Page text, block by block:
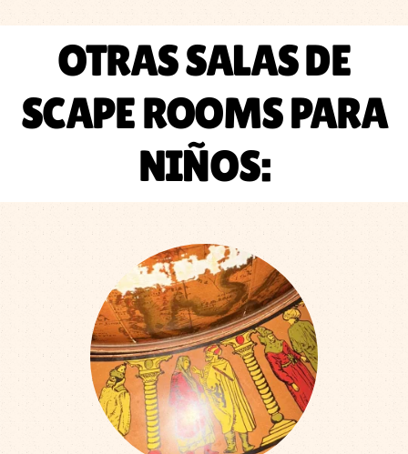
OTRAS SALAS DE
SCAPE ROOMS PARA
NIÑOS: